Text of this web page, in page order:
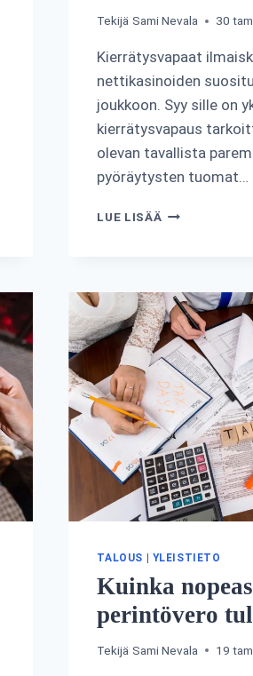
Tekijä Sami Nevala 30
Kierrätysvapaat
nettikasinoiden
joukkoon. Syy sille on
kierrätysvapaus
olevan tavallista
pyöräytysten tuomat…
LUE LISÄÄ KUINKA
TALOUS YLEISTIETO
Kuinka
perintövero
Tekijä Sami Nevala 19